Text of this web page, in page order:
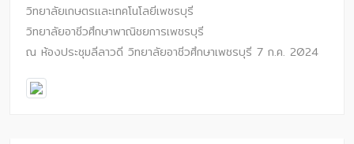
วิทยาลัยเกษตรและเทคโนโลยีเพชรบุรี
วิทยาลัยอาชีวศึกษาพาณิชยการเพชรบุรี
ณ ห้องประชุมลีลาวดี วิทยาลัยอาชีวศึกษาเพชรบุรี 7 ก.ค. 2024